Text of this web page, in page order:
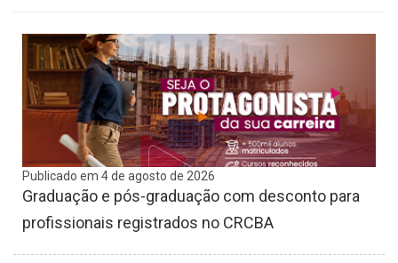
Publicado em 4 de agosto de 2026
Graduação e pós-graduação com desconto para
profissionais registrados no CRCBA